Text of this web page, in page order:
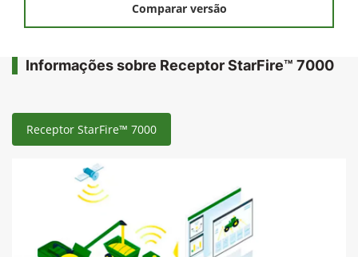
Comparar versão
Informações sobre Receptor StarFire™ 7000
Receptor StarFire™ 7000